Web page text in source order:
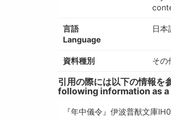
言語
Language
日
資料種別 その
引用の際には以下の情報
following information as
『年中儀令』伊波普猷文庫